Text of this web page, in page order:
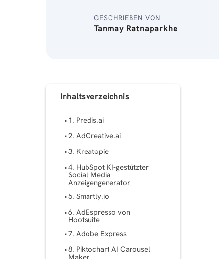
GESCHRIEBEN VON
Tanmay Ratnaparkhe
Inhaltsverzeichnis
1. Predis.ai
2. AdCreative.ai
3. Kreatopie
4. HubSpot KI-gestützter
Social-Media-
Anzeigengenerator
5. Smartly.io
6. AdEspresso von
Hootsuite
7. Adobe Express
8. Piktochart AI Carousel